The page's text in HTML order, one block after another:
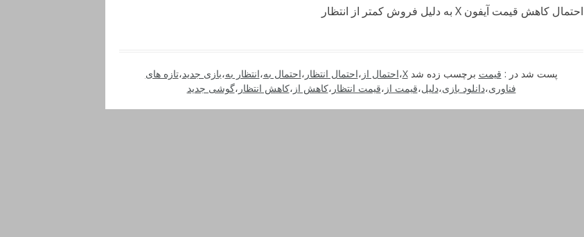
احتمال کاهش قیمت آیفون X به دلیل فروش کمتر از انتظار
پست شد در : قیمت برچسب زده شدX،احتمال از ،احتمال انتظار ،احتمال به،انتظار به،بازی جدید،تازه های
فناوری،دانلود بازی،دلیل،قیمت از ،قیمت انتظار ،کاهش از ،کاهش انتظار ،گوشی جدید